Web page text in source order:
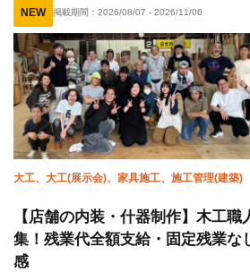
有資格者優遇 年齢不問 夜勤あり
夏季休暇 転勤なし 直帰・直行OK
NEW 掲載期間： 2026/08/07 - 2026/11/06
大工、大工(展示会)、家具施工、施工管理(建築)
【店舗の内装・什器制作】木工
集！残業代全額支給・固定残業な
感